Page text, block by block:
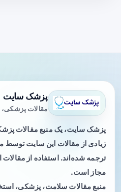
پزشک سایت
مقالات
پزشک سایت، یک منبع مقالات
زیادی از مقالات این سایت توسط
ترجمه شده‌اند. استفاده از
مجاز است.
منبع مقالات سلامت، پزشکی،